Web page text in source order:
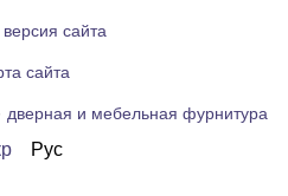
сайта
сайта
дверная и мебельная фурнитура
Рус